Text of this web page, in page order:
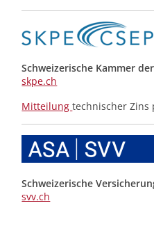
Schweizerische Kammer
skpe.ch
Mitteilungtechnischer Zins
Schweizerische
svv.ch